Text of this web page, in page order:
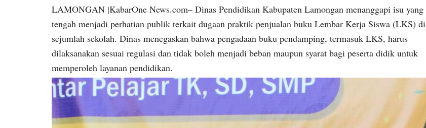
LAMONGAN |KabarOne News.com– Dinas Pendidikan Kabupaten Lamongan menanggapi isu yang
tengah menjadi perhatian publik terkait dugaan praktik penjualan buku Lembar Kerja Siswa (LKS) di
sejumlah sekolah. Dinas menegaskan bahwa pengadaan buku pendamping, termasuk LKS, harus
dilaksanakan sesuai regulasi dan tidak boleh menjadi beban maupun syarat bagi peserta didik untuk
memperoleh layanan pendidikan.